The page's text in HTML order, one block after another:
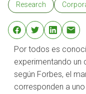
Research
‌Por todos es
experimentando un
según Forbes, el
corresponden a